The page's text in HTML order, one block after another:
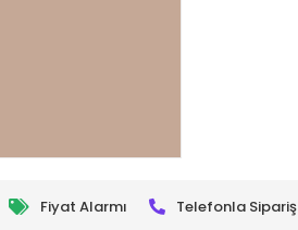
Fiyat Alarmı Telefonla Sipariş